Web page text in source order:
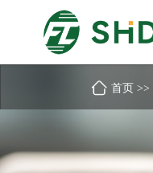
首页 >>